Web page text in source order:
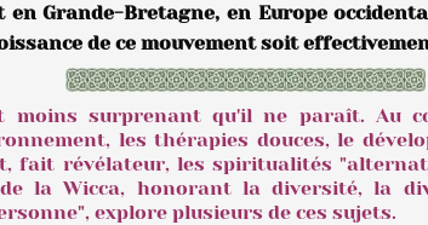
Grande-Bretagne, en Europe
de ce mouvement soit
moins surprenant qu'il ne paraît. Au
les thérapies douces, le
fait révélateur, les spiritualités
la Wicca, honorant la diversité, la
explore plusieurs de ces sujets.